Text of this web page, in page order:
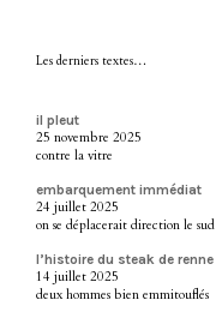
Les derniers textes…
il pleut
25 novembre 2025
contre la vitre
embarquement immédiat
24 juillet 2025
on se déplacerait direction le sud
l’histoire du steak de renne
14 juillet 2025
deux hommes bien emmitouflés